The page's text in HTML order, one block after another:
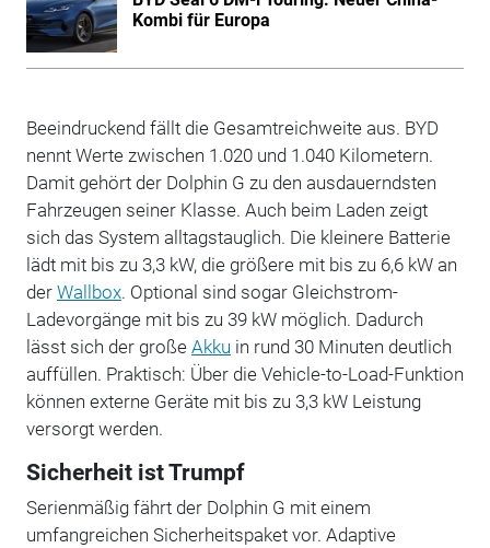
Kombi für Europa
Beeindruckend fällt die Gesamtreichweite aus. BYD
nennt Werte zwischen 1.020 und 1.040 Kilometern.
Damit gehört der Dolphin G zu den ausdauerndsten
Fahrzeugen seiner Klasse. Auch beim Laden zeigt
sich das System alltagstauglich. Die kleinere Batterie
lädt mit bis zu 3,3 kW, die größere mit bis zu 6,6 kW an
der Wallbox. Optional sind sogar Gleichstrom-
Ladevorgänge mit bis zu 39 kW möglich. Dadurch
lässt sich der große Akku in rund 30 Minuten deutlich
auffüllen. Praktisch: Über die Vehicle-to-Load-Funktion
können externe Geräte mit bis zu 3,3 kW Leistung
versorgt werden.
Sicherheit ist Trumpf
Serienmäßig fährt der Dolphin G mit einem
umfangreichen Sicherheitspaket vor. Adaptive